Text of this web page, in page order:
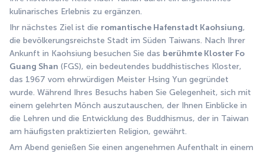
kulinarisches Erlebnis zu ergänzen.
Ihr nächstes Ziel ist die romantische Hafenstadt Kaohsiung,
die bevölkerungsreichste Stadt im Süden Taiwans. Nach Ihrer
Ankunft in Kaohsiung besuchen Sie das berühmte Kloster Fo
Guang Shan (FGS), ein bedeutendes buddhistisches Kloster,
das 1967 vom ehrwürdigen Meister Hsing Yun gegründet
wurde. Während Ihres Besuchs haben Sie Gelegenheit, sich mit
einem gelehrten Mönch auszutauschen, der Ihnen Einblicke in
die Lehren und die Entwicklung des Buddhismus, der in Taiwan
am häufigsten praktizierten Religion, gewährt.
Am Abend genießen Sie einen angenehmen Aufenthalt in einem